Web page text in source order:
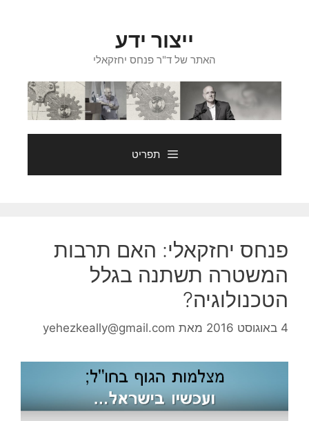
ייצור ידע
האתר של ד"ר פנחס יחזקאלי
תפריט
פנחס יחזקאלי: האם תרבות
המשטרה תשתנה בגלל
הטכנולוגיה?
4 באוגוסט 2016 מאת yehezkeally@gmail.com